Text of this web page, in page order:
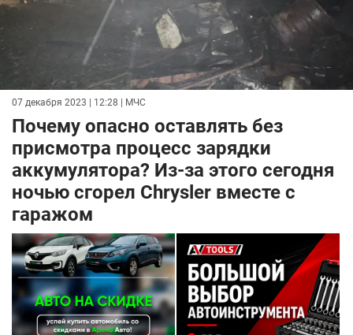
07 декабря 2023 | 12:28 | МЧС
Почему опасно оставлять без
присмотра процесс зарядки
аккумулятора? Из-за этого сегодня
ночью сгорел Chrysler вместе с
гаражом